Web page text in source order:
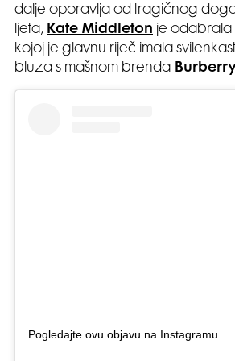
dalje oporavlja od tragičnog
ljeta, Kate Middleton je odabrala
kojoj je glavnu riječ imala
bluza s mašnom brenda
Pogledajte ovu objavu na Instagramu.